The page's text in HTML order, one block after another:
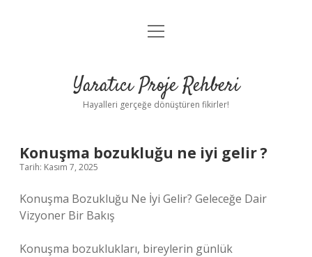
Anasayfa
Yasal Uyarı
menüyü
Yaratıcı Proje Rehberi
Hayalleri gerçeğe dönüştüren fikirler!
Konuşma bozukluğu ne iyi gelir ?
Tarih: Kasım 7, 2025
Konuşma Bozukluğu Ne İyi Gelir? Geleceğe Dair
Vizyoner Bir Bakış
Konuşma bozuklukları, bireylerin günlük